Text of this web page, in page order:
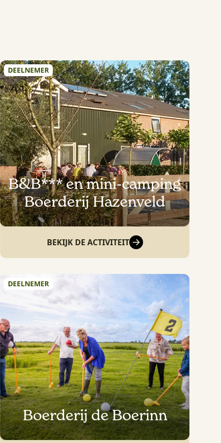
DEELNEMER
B&B*** en mini-camping
Boerderij Hazenveld
BEKIJK DE ACTIVITEIT
DEELNEMER
Boerderij de Boerinn